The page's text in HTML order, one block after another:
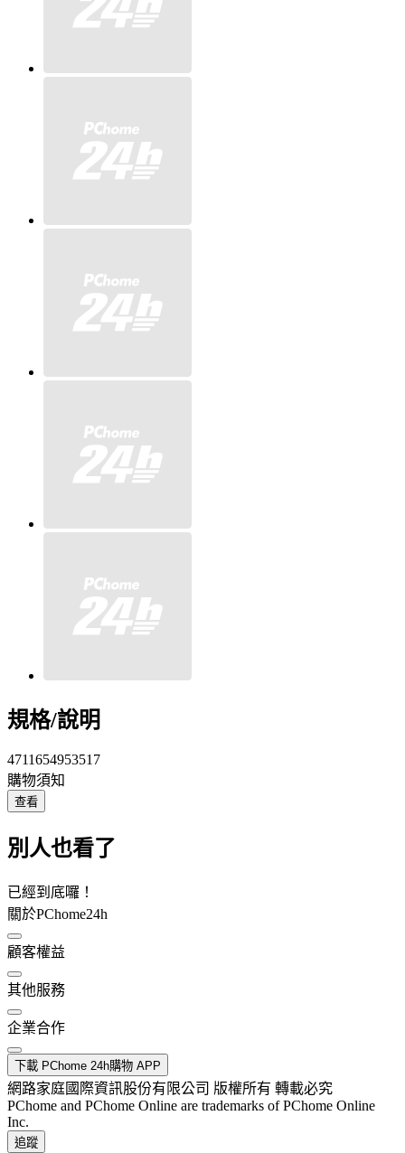
規格/說明
4711654953517
購物須知
查看
別人也看了
已經到底囉！
關於PChome24h
顧客權益
其他服務
企業合作
下載 PChome 24h購物 APP
網路家庭國際資訊股份有限公司 版權所有 轉載必究
PChome and PChome Online are trademarks of PChome Online
Inc.
追蹤